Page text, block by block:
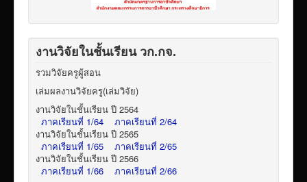
งานวิจัยในชั้นเรียน วก.กจ.
รวมวิจัยครูผู้สอน
เล่มผลงานวิจัยครู(เล่มวิจัย)
งานวิจัยในชั้นเรียน ปี 2564
ภาคเรียนที่ 1/64
ภาคเรียนที่ 2/64
งานวิจัยในชั้นเรียน ปี 2565
ภาคเรียนที่ 1/65
ภาคเรียนที่ 2/65
งานวิจัยในชั้นเรียน ปี 2566
ภาคเรียนที่ 1/66
ภาคเรียนที่ 2/66